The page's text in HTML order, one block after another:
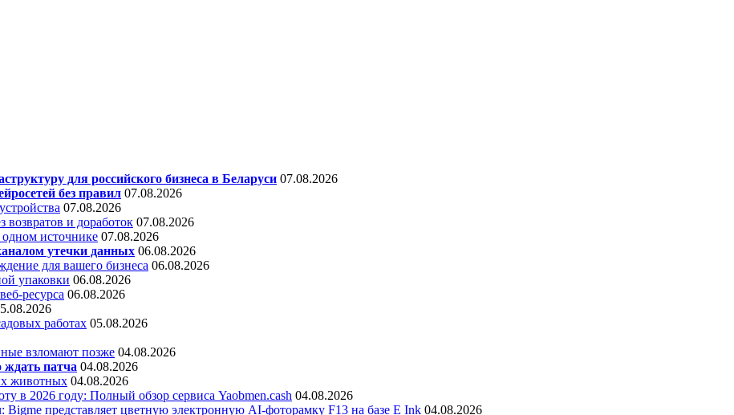
для российского бизнеса в Беларуси 07.08.2026
без правил 07.08.2026
07.08.2026
и доработок 07.08.2026
источнике 07.08.2026
утечки данных 06.08.2026
для вашего бизнеса 06.08.2026
упаковки 06.08.2026
ресурса 06.08.2026
работах 05.08.2026
взломают позже 04.08.2026
патча 04.08.2026
животных 04.08.2026
в 2026 году: Полный обзор сервиса Yaobmen.cash 04.08.2026
представляет цветную электронную AI-фоторамку F13 на базе E Ink 04.08.2026